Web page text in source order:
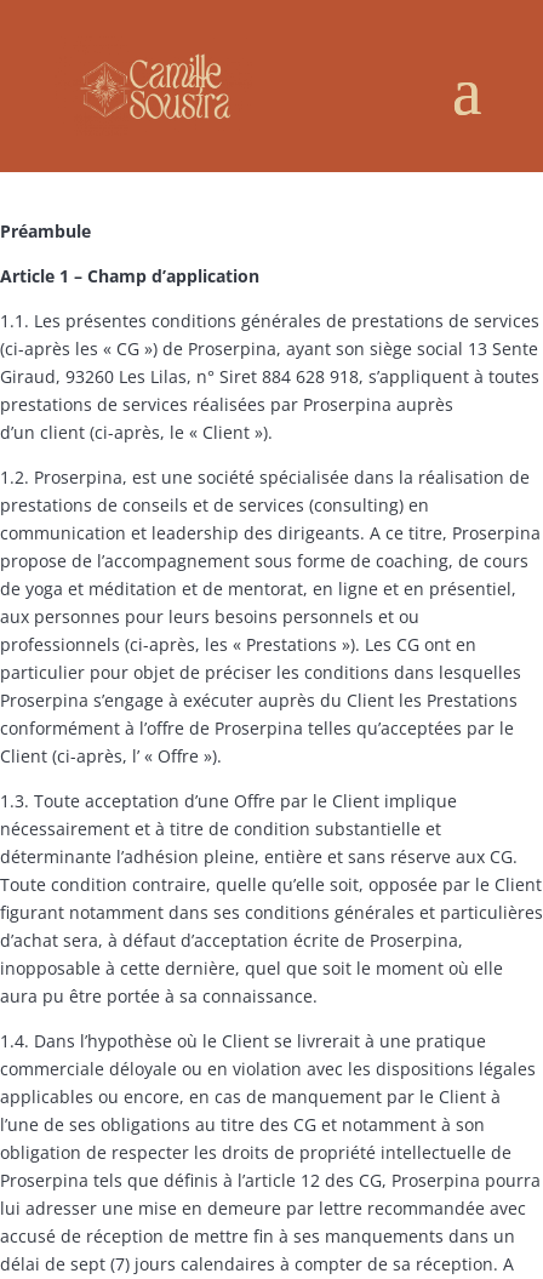
Préambule
Article 1 – Champ d’application
1.1. Les présentes conditions générales de prestations de services
(ci-après les « CG ») de Proserpina, ayant son siège social 13 Sente
Giraud, 93260 Les Lilas, n° Siret 884 628 918, s’appliquent à toutes
prestations de services réalisées par Proserpina auprès
d’un client (ci-après, le « Client »).
1.2. Proserpina, est une société spécialisée dans la réalisation de
prestations de conseils et de services (consulting) en
communication et leadership des dirigeants. A ce titre, Proserpina
propose de l’accompagnement sous forme de coaching, de cours
de yoga et méditation et de mentorat, en ligne et en présentiel,
aux personnes pour leurs besoins personnels et ou
professionnels (ci-après, les « Prestations »). Les CG ont en
particulier pour objet de préciser les conditions dans lesquelles
Proserpina s’engage à exécuter auprès du Client les Prestations
conformément à l’offre de Proserpina telles qu’acceptées par le
Client (ci-après, l’ « Offre »).
1.3. Toute acceptation d’une Offre par le Client implique
nécessairement et à titre de condition substantielle et
déterminante l’adhésion pleine, entière et sans réserve aux CG.
Toute condition contraire, quelle qu’elle soit, opposée par le Client
figurant notamment dans ses conditions générales et particulières
d’achat sera, à défaut d’acceptation écrite de Proserpina,
inopposable à cette dernière, quel que soit le moment où elle
aura pu être portée à sa connaissance.
1.4. Dans l’hypothèse où le Client se livrerait à une pratique
commerciale déloyale ou en violation avec les dispositions légales
applicables ou encore, en cas de manquement par le Client à
l’une de ses obligations au titre des CG et notamment à son
obligation de respecter les droits de propriété intellectuelle de
Proserpina tels que définis à l’article 12 des CG, Proserpina pourra
lui adresser une mise en demeure par lettre recommandée avec
accusé de réception de mettre fin à ses manquements dans un
délai de sept (7) jours calendaires à compter de sa réception. A